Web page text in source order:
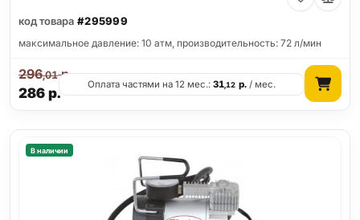
код товара #295999
максимальное давление: 10 атм, производительность: 72 л/мин
286р.
296,01р.
Оплата частями на 12 мес.:31,12 р./ мес.
В наличии